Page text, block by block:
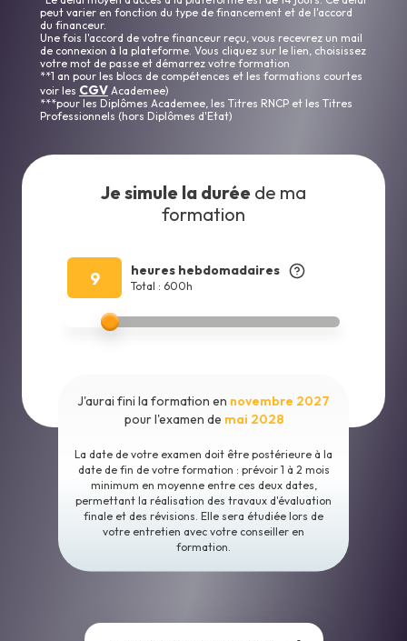
peut varier en fonction du type de financement et de l'accord
du financeur.
Une fois l'accord de votre financeur reçu, vous recevrez un mail
de connexion à la plateforme. Vous cliquez sur le lien, choisissez
votre mot de passe et démarrez votre formation
**1 an pour les blocs de compétences et les formations courtes
voir les CGV Academee)
***pour les Diplômes Academee, les Titres RNCP et les Titres
Professionnels (hors Diplômes d'Etat)
Je simule la durée de ma
formation
9 heures hebdomadaires
Total : 600h
J'aurai fini la formation en novembre 2027
pour l'examen de mai 2028
La date de votre examen doit être postérieure à la
date de fin de votre formation : prévoir 1 à 2 mois
minimum en moyenne entre ces deux dates,
permettant la réalisation des travaux d'évaluation
finale et des révisions. Elle sera étudiée lors de
votre entretien avec votre conseiller en
formation.